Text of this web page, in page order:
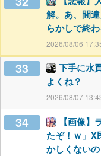
解。あ、間
らかしで終
2026/08/06
33
下手に水
よくね？
2026/08/07
34
【画像
たぞ！ｗ」X
かしくない